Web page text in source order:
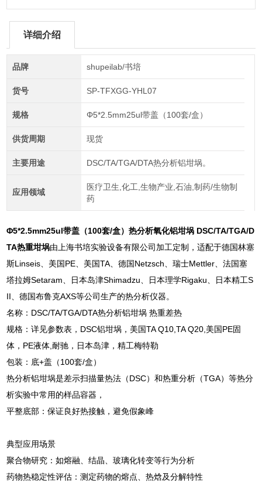
详细介绍
品牌 shupeilab/书培
货号 SP-TFXGG-YHL07
规格 Φ5*2.5mm25ul带盖（100套/盒）
供货周期 现货
主要用途 DSC/TA/TGA/DTA热分析铝坩埚。
应用领域
医疗卫生,化工,生物产业,石油,制药/生物制
药
Φ5*2.5mm25ul带盖（100套/盒）热分析氧化铝坩埚 DSC/TA/TGA/D
TA热重坩埚由上海书培实验设备有限公司加工定制，适配于德国林塞
斯Linseis、美国PE、美国TA、德国Netzsch、瑞士Mettler、法国塞
塔拉姆Setaram、日本岛津Shimadzu、日本理学Rigaku、日本精工S
II、德国布鲁克AXS等公司生产的热分析仪器。
名称：DSC/TA/TGA/DTA热分析铝坩埚 热重差热
规格：详见参数表，DSC铝坩埚，美国TA Q10,TA Q20,美国PE固
体，PE液体,耐驰，日本岛津，精工梅特勒
包装：底+盖（100套/盒）
热分析铝坩埚是差示扫描量热法（DSC）和热重分析（TGA）等热分
析实验中常用的样品容器，
‌平整底部‌：保证良好热接触，避免假象峰
‌典型应用场景‌
‌聚合物研究‌：如熔融、结晶、玻璃化转变等行为分析
‌药物热稳定性评估‌：测定药物的熔点、热焓及分解特性